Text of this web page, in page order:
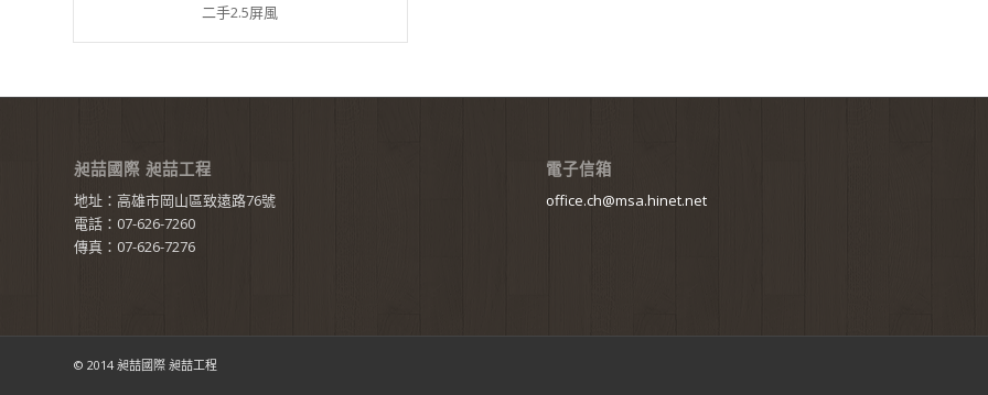
二手2.5屏風
昶喆國際 昶喆工程
地址：高雄市岡山區致遠路76號
電話：07-626-7260
傳真：07-626-7276
電子信箱
office.ch@msa.hinet.net
© 2014 昶喆國際 昶喆工程